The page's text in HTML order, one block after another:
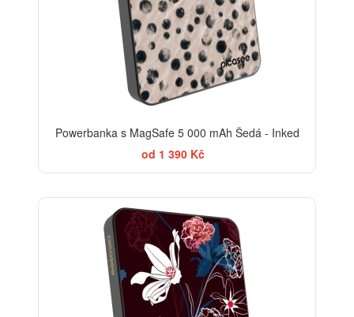
Powerbanka s MagSafe 5 000 mAh Šedá - Inked
od 1 390 Kč